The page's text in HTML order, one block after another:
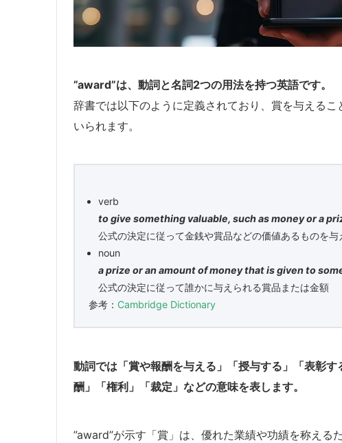
”award”は、動詞と名詞2つの用法を持つ英語です。
辞書では以下のように定義されており、賞を与える
いられます。
verb
to give something valuable, such as money or a
公式の決定に従って金銭や賞品などの価値あるものを与
noun
a prize or an amount of money that is given to
公式の決定に従って誰かに与えられる賞品または金額
参考： Cambridge Dictionary
動詞では「賞や報酬を与える」「授与する」「表彰
酬」「権利」「裁定」などの意味を表します。
”award”が示す「賞」は、優れた業績や功績を称える